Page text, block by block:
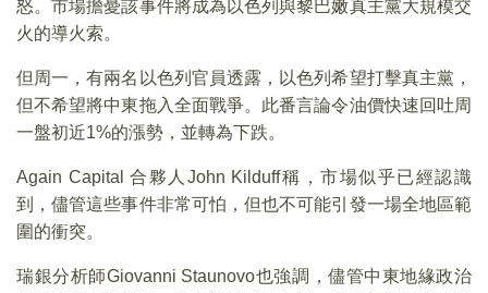
怒。市場擔憂該事件將成為以色列與黎巴嫩真主黨大規模交
火的導火索。
但周一，有兩名以色列官員透露，以色列希望打擊真主黨，
但不希望將中東拖入全面戰爭。此番言論令油價快速回吐周
一盤初近1%的漲勢，並轉為下跌。
Again Capital 合夥人John Kilduff稱，市場似乎已經認識
到，儘管這些事件非常可怕，但也不可能引發一場全地區範
圍的衝突。
瑞銀分析師Giovanni Staunovo也強調，儘管中東地緣政治